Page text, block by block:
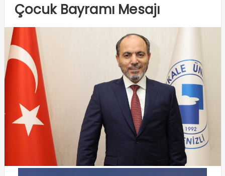
Çocuk Bayramı Mesajı